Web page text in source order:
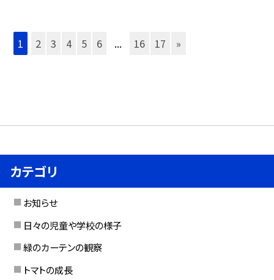
1 2 3 4 5 6 ... 16 17 »
カテゴリ
お知らせ
日々の児童や学校の様子
緑のカーテンの観察
トマトの成長